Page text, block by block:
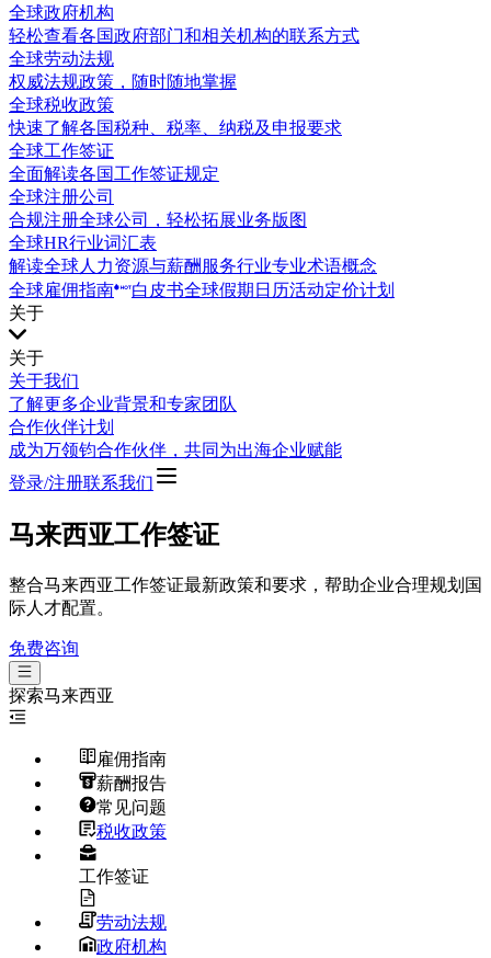
全球政府机构
轻松查看各国政府部门和相关机构的联系方式
全球劳动法规
权威法规政策，随时随地掌握
全球税收政策
快速了解各国税种、税率、纳税及申报要求
全球工作签证
全面解读各国工作签证规定
全球注册公司
合规注册全球公司，轻松拓展业务版图
全球HR行业词汇表
解读全球人力资源与薪酬服务行业专业术语概念
全球雇佣指南
白皮书全球假期日历活动定价计划
关于
关于
关于我们
了解更多企业背景和专家团队
合作伙伴计划
成为万领钧合作伙伴，共同为出海企业赋能
登录/注册联系我们
马来西亚工作签证
整合马来西亚工作签证最新政策和要求，帮助企业合理规划国
际人才配置。
免费咨询
探索马来西亚
雇佣指南
薪酬报告
常见问题
税收政策
工作签证
劳动法规
政府机构